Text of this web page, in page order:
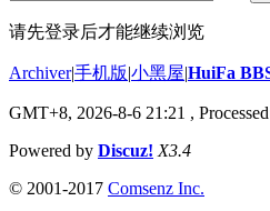
请先登录后才能继续浏览
Archiver|手机版|小黑屋|HuiFa
GMT+8, 2026-8-6 21:21 ,
Powered by Discuz! X3.4
© 2001-2017 Comsenz Inc.